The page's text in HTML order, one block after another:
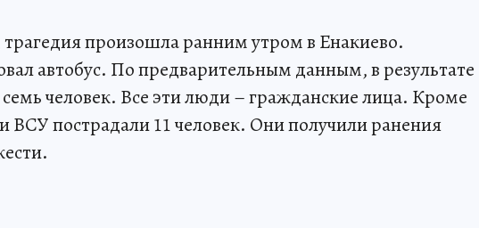
трагедия произошла ранним утром в Енакиево.
автобус. По предварительным данным, в результате
человек. Все эти люди – гражданские лица. Кроме
ВСУ пострадали 11 человек. Они получили ранения